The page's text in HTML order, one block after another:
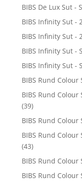
BIBS De Lux Sut
BIBS Infinity Sut -
BIBS Infinity Sut -
BIBS Infinity Sut -
BIBS Infinity Sut -
BIBS Rund Colour
BIBS Rund
(39)
BIBS Rund Colour
BIBS Rund
(43)
BIBS Rund Colour
BIBS Rund